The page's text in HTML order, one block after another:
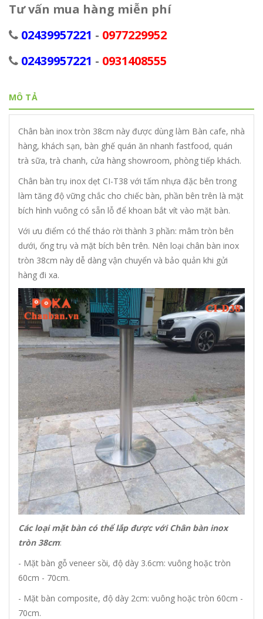
Tư vấn mua hàng miễn phí
02439957221 - 0977229952
02439957221 - 0931408555
MÔ TẢ
Chân bàn inox tròn 38cm này được dùng làm Bàn cafe, nhà
hàng, khách sạn, bàn ghế quán ăn nhanh fastfood, quán
trà sữa, trà chanh, cửa hàng showroom, phòng tiếp khách.
Chân bàn trụ inox dẹt CI-T38 với tấm nhựa đặc bên trong
làm tăng độ vững chắc cho chiếc bàn, phần bên trên là mặt
bích hình vuông có sẵn lỗ để khoan bắt vít vào mặt bàn.
Với ưu điểm có thể tháo rời thành 3 phần: mâm tròn bên
dưới, ống trụ và mặt bích bên trên. Nên loại chân bàn inox
tròn 38cm này dễ dàng vận chuyển và bảo quản khi gửi
hàng đi xa.
Các loại mặt bàn có thể lắp được với Chân bàn inox
tròn 38cm:
- Mặt bàn gỗ veneer sồi, độ dày 3.6cm: vuông hoặc tròn
60cm - 70cm.
- Mặt bàn composite, độ dày 2cm: vuông hoặc tròn 60cm -
70cm.